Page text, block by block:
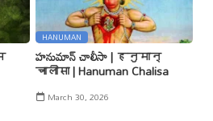
HANUMAN
హనుమాన్ చాలీసా | हनुमान्
चालीसा | Hanuman Chalisa
March 30, 2026